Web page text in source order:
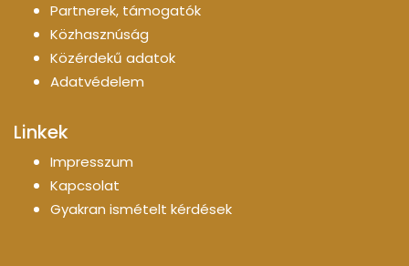
Partnerek, támogatók
Közhasznúság
Közérdekű adatok
Adatvédelem
Linkek
Impresszum
Kapcsolat
Gyakran ismételt kérdések